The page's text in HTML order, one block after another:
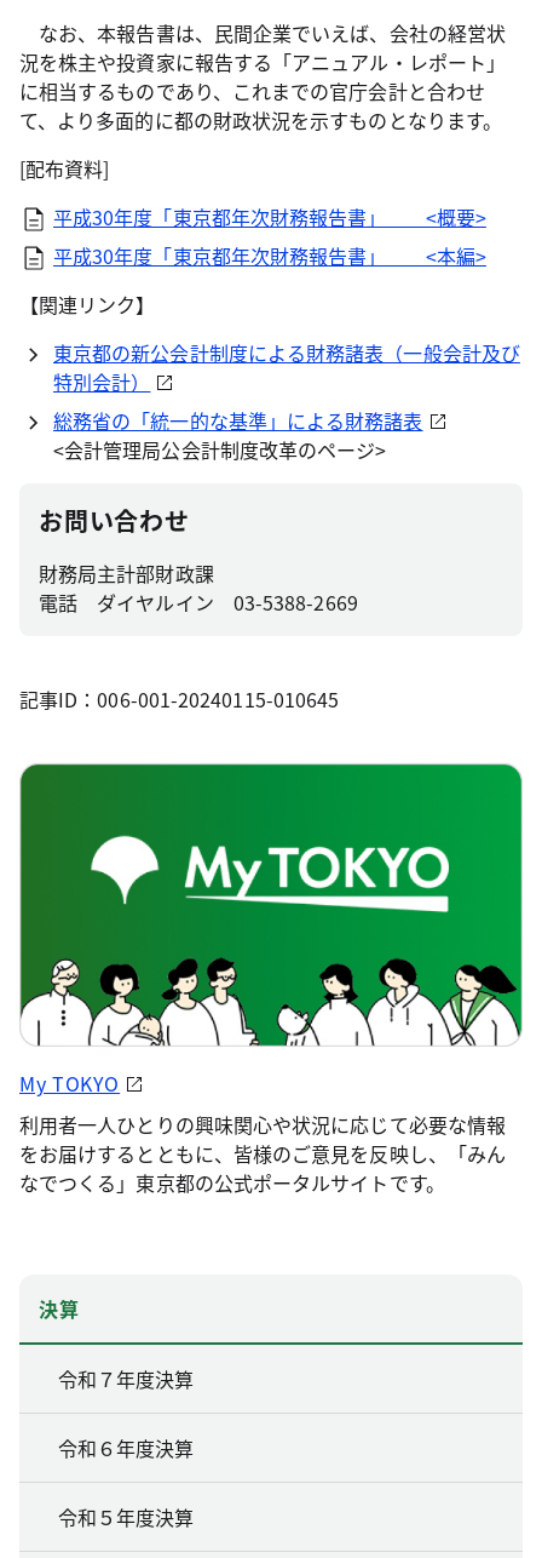
なお、本報告書は、民間企業でいえば、会社の経営状
況を株主や投資家に報告する「アニュアル・レポート」
に相当するものであり、これまでの官庁会計と合わせ
て、より多面的に都の財政状況を示すものとなります。
[配布資料]
平成30年度「東京都年次財務報告書」 <概要>
平成30年度「東京都年次財務報告書」 <本編>
【関連リンク】
東京都の新公会計制度による財務諸表（一般会計及び
特別会計）
総務省の「統一的な基準」による財務諸表
<会計管理局公会計制度改革のページ>
お問い合わせ
財務局主計部財政課
電話 ダイヤルイン 03-5388-2669
記事ID：006-001-20240115-010645
My TOKYO
利用者一人ひとりの興味関心や状況に応じて必要な情報
をお届けするとともに、皆様のご意見を反映し、「みん
なでつくる」東京都の公式ポータルサイトです。
決算
令和７年度決算
令和６年度決算
令和５年度決算